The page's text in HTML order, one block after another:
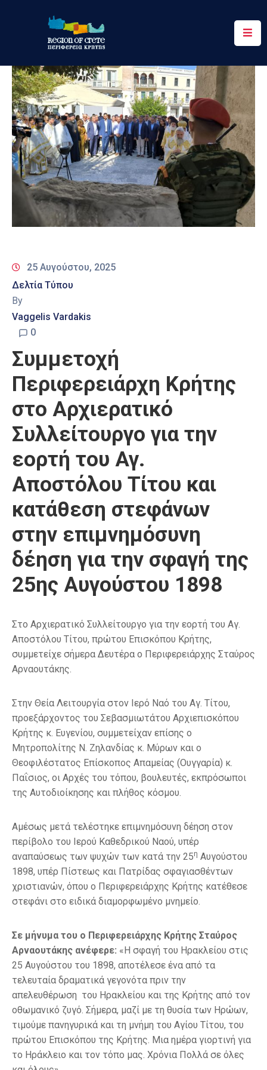
Περιφέρεια
Ενημέρωση
Έργα
&
Δράσεις
Ψηφιακές
Υπηρεσίες
Επικοινωνία
25 Αυγούστου, 2025
Δελτία Τύπου
By
Vaggelis Vardakis
0
Συμμετοχή
Περιφερειάρχη Κρήτης
στο Αρχιερατικό
Συλλείτουργο για την
εορτή του Αγ.
Αποστόλου Τίτου και
κατάθεση στεφάνων
στην επιμνημόσυνη
δέηση για την σφαγή της
25ης Αυγούστου 1898
Στο Αρχιερατικό Συλλείτουργο για την εορτή του Αγ.
Αποστόλου Τίτου, πρώτου Επισκόπου Κρήτης,
συμμετείχε σήμερα Δευτέρα ο Περιφερειάρχης Σταύρος
Αρναουτάκης.
Στην Θεία Λειτουργία στον Ιερό Ναό του Αγ. Τίτου,
προεξάρχοντος του Σεβασμιωτάτου Αρχιεπισκόπου
Κρήτης κ. Ευγενίου, συμμετείχαν επίσης ο
Μητροπολίτης Ν. Ζηλανδίας κ. Μύρων και ο
Θεοφιλέστατος Επίσκοπος Απαμείας (Ουγγαρία) κ.
Παΐσιος, οι Αρχές του τόπου, βουλευτές, εκπρόσωποι
της Αυτοδιοίκησης και πλήθος κόσμου.
Αμέσως μετά τελέστηκε επιμνημόσυνη δέηση στον
περίβολο του Ιερού Καθεδρικού Ναού, υπέρ
αναπαύσεως των ψυχών των κατά την 25η Αυγούστου
1898, υπέρ Πίστεως και Πατρίδας σφαγιασθέντων
χριστιανών, όπου ο Περιφερειάρχης Κρήτης κατέθεσε
στεφάνι στο ειδικά διαμορφωμένο μνημείο.
Σε μήνυμα του ο Περιφερειάρχης Κρήτης Σταύρος
Αρναουτάκης ανέφερε: «Η σφαγή του Ηρακλείου στις
25 Αυγούστου του 1898, αποτέλεσε ένα από τα
τελευταία δραματικά γεγονότα πριν την
απελευθέρωση του Ηρακλείου και της Κρήτης από τον
οθωμανικό ζυγό. Σήμερα, μαζί με τη θυσία των Ηρώων,
τιμούμε πανηγυρικά και τη μνήμη του Αγίου Τίτου, του
πρώτου Επισκόπου της Κρήτης. Μια ημέρα γιορτινή για
το Ηράκλειο και τον τόπο μας. Χρόνια Πολλά σε όλες